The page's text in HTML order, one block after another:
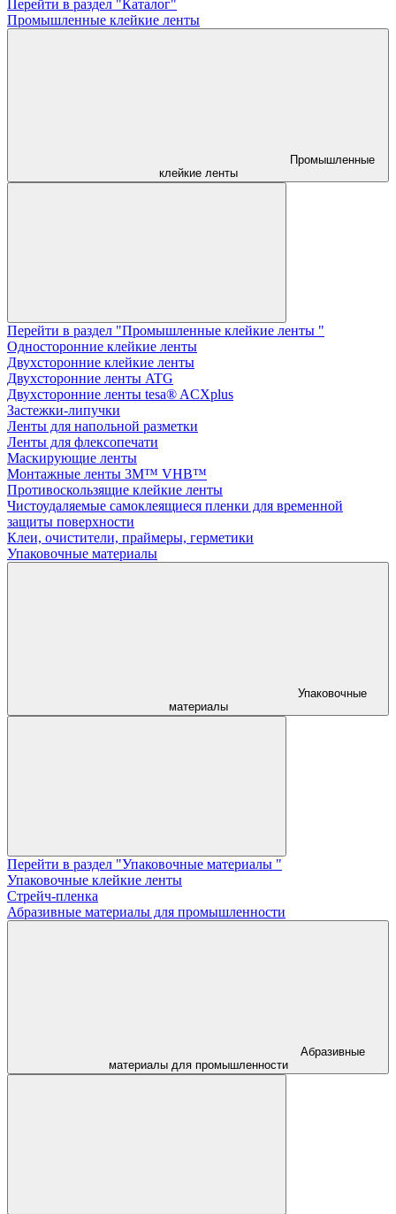
Перейти в раздел "Каталог"
Промышленные клейкие ленты
Промышленные
клейкие ленты
Перейти в раздел "Промышленные клейкие ленты "
Односторонние клейкие ленты
Двухсторонние клейкие ленты
Двухсторонние ленты ATG
Двухсторонние ленты tesa® ACXplus
Застежки-липучки
Ленты для напольной разметки
Ленты для флексопечати
Маскирующие ленты
Монтажные ленты 3M™ VHB™
Противоскользящие клейкие ленты
Чистоудаляемые самоклеящиеся пленки для временной
защиты поверхности
Клеи, очистители, праймеры, герметики
Упаковочные материалы
Упаковочные
материалы
Перейти в раздел "Упаковочные материалы "
Упаковочные клейкие ленты
Стрейч-пленка
Абразивные материалы для промышленности
Абразивные
материалы для промышленности